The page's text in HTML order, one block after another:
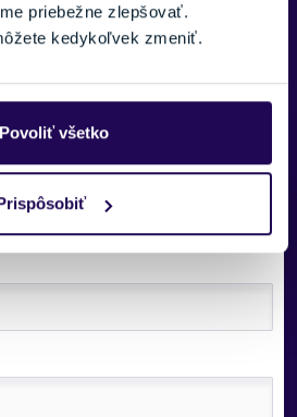
priebežne zlepšovať.
kedykoľvek zmeniť.
Povoliť všetko
Zobraziť menej
pre pohodlie a šetrnosť k
Zobraziť viac
viac informácii? Sme tu